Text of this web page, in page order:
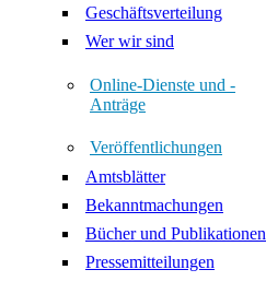
Geschäftsverteilung
Wer wir sind
Online-Dienste und -
Anträge
Veröffentlichungen
Amtsblätter
Bekanntmachungen
Bücher und Publikationen
Pressemitteilungen